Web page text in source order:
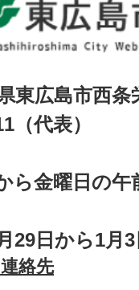
東広島市西
（代表）
ら金曜日の午
29日から1月
絡先